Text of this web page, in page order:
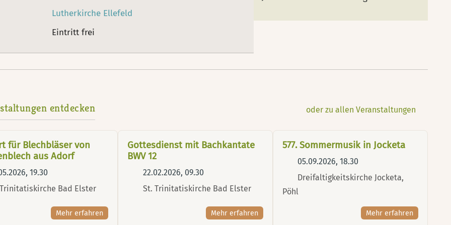
Lutherkirche Ellefeld
Eintritt frei
entdecken oder zu allen Veranstaltungen
für Blechbläser von
aus Adorf
19.30
Bad Elster
Mehr erfahren
Gottesdienst mit Bachkantate
BWV 12
22.02.2026, 09.30
St. Trinitatiskirche Bad Elster
Mehr erfahren
577. Sommermusik in Jocketa
05.09.2026, 18.30
Dreifaltigkeitskirche Jocketa,
Pöhl
Mehr erfahren